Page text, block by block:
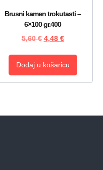
Brusni kamen trokutasti –
6×100 gr.400
5,60€ 4,48 €
Dodaj u košaricu